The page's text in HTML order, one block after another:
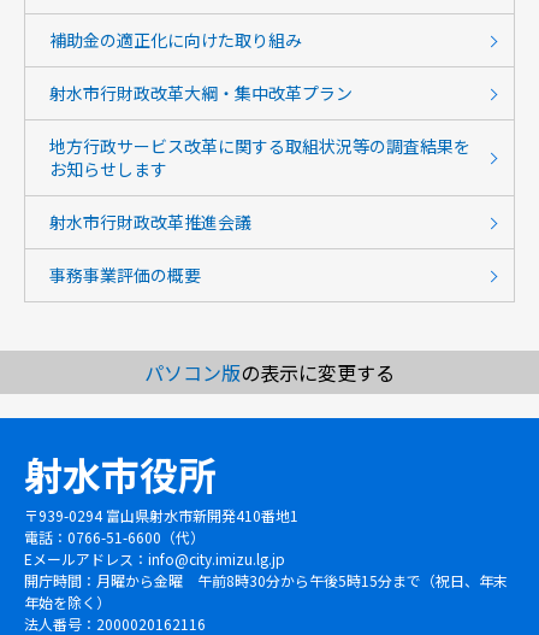
補助金の適正化に向けた取り組み
射水市行財政改革大綱・集中改革プラン
地方行政サービス改革に関する取組状況等の調査結果を
お知らせします
射水市行財政改革推進会議
事務事業評価の概要
パソコン版の表示に変更する
射水市役所
〒939-0294 富山県射水市新開発410番地1
電話：0766-51-6600（代）
Eメールアドレス： info@city.imizu.lg.jp
開庁時間：月曜から金曜 午前8時30分から午後5時15分まで（祝日、年末
年始を除く）
法人番号：2000020162116